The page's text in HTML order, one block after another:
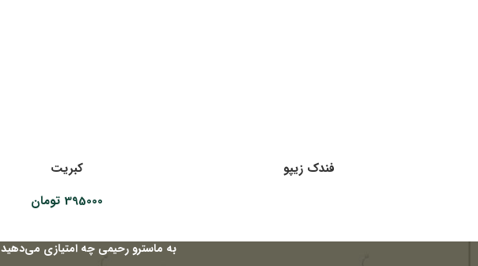
فندک زیپو
کبریت
395000 تومان
به ماسترو رحیمی چه امتیازی می‌دهید